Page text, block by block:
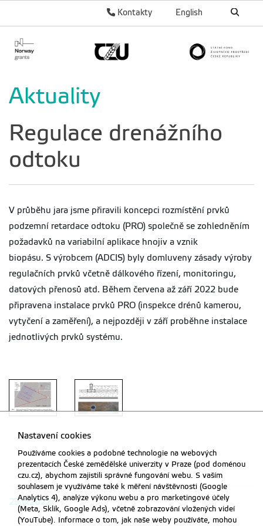
English
Kontakty
Aktuality
Regulace drenážního
odtoku
V průběhu jara jsme přiravili koncepci rozmístění prvků
podzemní retardace odtoku (PRO) společně se zohledněním
požadavků na variabilní aplikace hnojiv a vznik
biopásu. S výrobcem (ADCIS) byly domluveny zásady výroby
regulačních prvků včetně dálkového řízení, monitoringu,
datových přenosů atd. Během červena až září 2022 bude
připravena instalace prvků PRO (inspekce drénů kamerou,
vytyčení a zaměření), a nejpozději v září proběhne instalace
jednotlivých prvků systému.
PRO PRO
23.6.2022
Nastavení cookies
Používáme cookies a podobné technologie na webových
prezentacích České zemědělské univerzity v Praze (pod doménou
czu.cz), abychom zajistili správné fungování webu. S vaším
souhlasem je využíváme také k měření návštěvnosti (Google
Analytics 4), analýze výkonu webu a pro marketingové účely
(Meta, Sklik, Google Ads), včetně zobrazování vložených videí
(YouTube). Informace o tom, jak naše weby používáte, mohou